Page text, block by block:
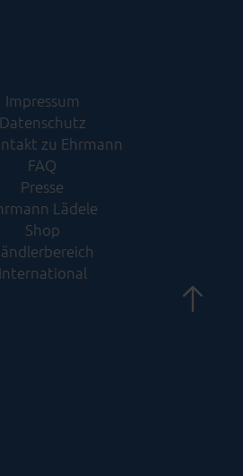
Impressum
Datenschutz
zu Ehrmann
FAQ
Presse
Lädele
Shop
International